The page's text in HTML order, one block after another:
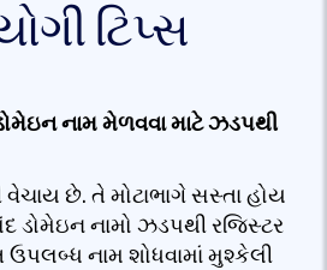
ટિપ્સ
નામ મેળવવા માટે ઝડપથી
છે. તે મોટાભાગે સસ્તા હોય
ડોમેઇન નામો ઝડપથી રજિસ્ટર
નામ શોધવામાં મુશ્કેલી